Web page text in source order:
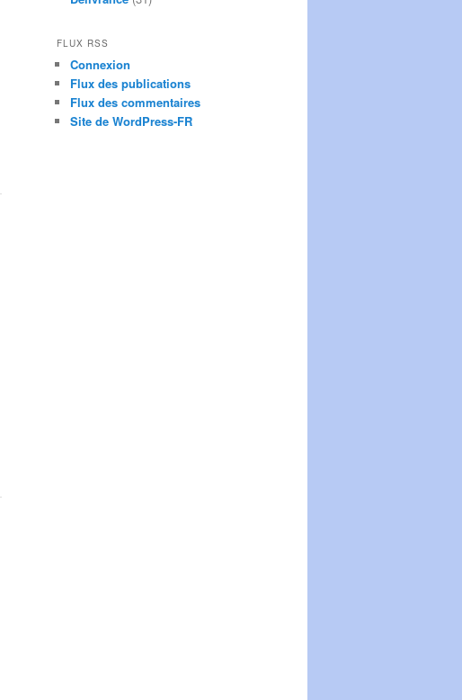
FLUX RSS
Connexion
Flux des publications
Flux des commentaires
Site de WordPress-FR